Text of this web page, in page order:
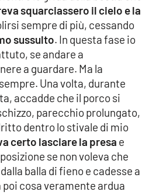
squarciassero il cielo e la
sempre di più, cessando
sussulto. In questa fase io
se andare a
a guardare. Ma la
Una volta, durante
accadde che il porco si
parecchio prolungato,
dentro lo stivale di mio
certo lasciare la presa e
se non voleva che
balla di fieno e cadesse a
cosa veramente ardua